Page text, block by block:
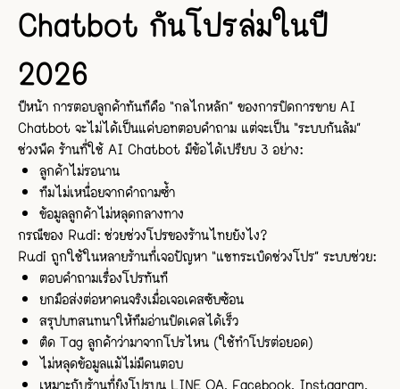
Chatbot กันโปรล่มในปี
2026
ปีหน้า การตอบลูกค้าทันทีคือ “กลไกหลัก” ของการปิดการขาย AI
Chatbot จะไม่ได้เป็นแค่บอทตอบคำถาม แต่จะเป็น “ระบบกันล้ม”
ช่วงพีค ร้านที่ใช้ AI Chatbot มีข้อได้เปรียบ 3 อย่าง:
ลูกค้าไม่รอนาน
ทีมไม่เหนื่อยจากคำถามซ้ำ
ข้อมูลลูกค้าไม่หลุดกลางทาง
กรณีของ Rudi: ช่วยช่วงโปรของร้านไทยยังไง?
Rudi ถูกใช้ในหลายร้านที่เจอปัญหา “แชทระเบิดช่วงโปร” ระบบช่วย:
ตอบคำถามเรื่องโปรทันที
ยกมือส่งต่อหาคนจริงเมื่อเจอเคสซับซ้อน
สรุปบทสนทนาให้ทีมอ่านปิดเคสได้เร็ว
ติด Tag ลูกค้าว่ามาจากโปรไหน (ใช้ทำโปรต่อยอด)
ไม่หลุดข้อมูลแม้ไม่มีคนตอบ
เหมาะกับร้านที่ยิงโปรบน LINE OA, Facebook, Instagram,